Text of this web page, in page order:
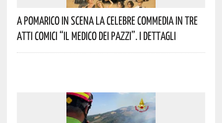
A Pomarico In Scena La Celebre Commedia In Tre
Atti Comici “Il Medico Dei Pazzi”. I Dettagli